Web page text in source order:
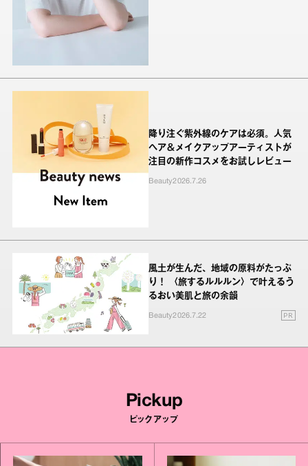
降り注ぐ紫外線のケアは必須。人気
ヘア＆メイクアップアーティストが
注目の新作コスメをお試しレビュー
Beauty2026.7.26
風土が生んだ、地域の原料がたっぷ
り！ 〈旅するルルルン〉で叶えるう
るおい美肌と旅の余韻
Beauty2026.7.22 PR
Pickup
ピックアップ